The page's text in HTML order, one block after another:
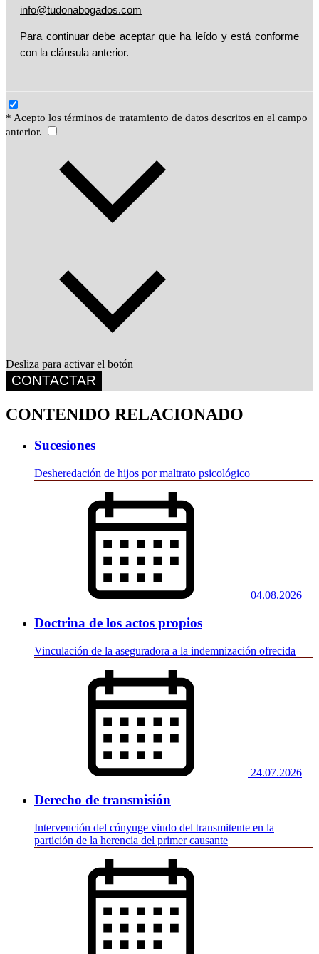
info@tudonabogados.com
Para continuar debe aceptar que ha leído y está conforme
con la cláusula anterior.
* Acepto los términos de tratamiento de datos descritos en el campo
anterior.
Desliza para activar el botón
CONTACTAR
CONTENIDO RELACIONADO
Sucesiones
Desheredación de hijos por maltrato psicológico
04.08.2026
Doctrina de los actos propios
Vinculación de la aseguradora a la indemnización ofrecida
24.07.2026
Derecho de transmisión
Intervención del cónyuge viudo del transmitente en la
partición de la herencia del primer causante